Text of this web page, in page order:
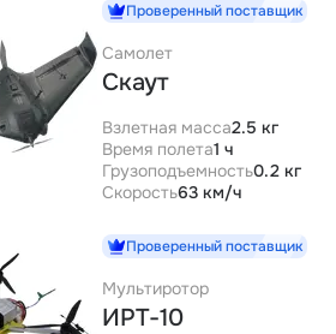
Проверенный поставщик
Самолет
Скаут
Взлетная масса2.5 кг
Время полета1 ч
Грузоподъемность0.2 кг
Скорость63 км/ч
Проверенный поставщик
Мультиротор
ИРТ-10